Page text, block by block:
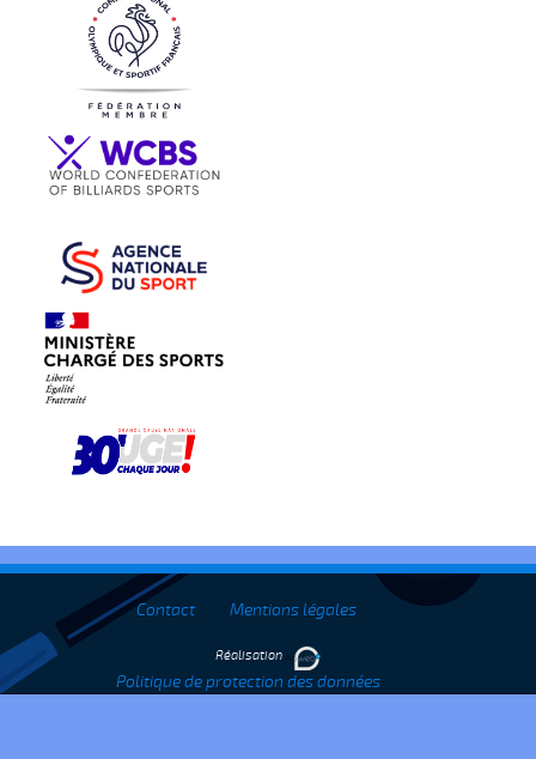
Contact Mentions légales
Politique de protection des données
Réalisation